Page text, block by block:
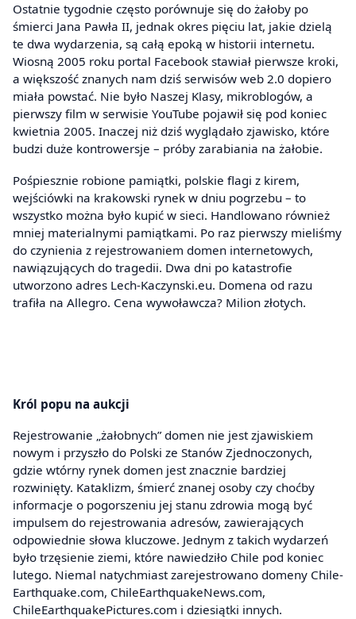
Ostatnie tygodnie często porównuje się do żałoby po
śmierci Jana Pawła II, jednak okres pięciu lat, jakie dzielą
te dwa wydarzenia, są całą epoką w historii internetu.
Wiosną 2005 roku portal Facebook stawiał pierwsze kroki,
a większość znanych nam dziś serwisów web 2.0 dopiero
miała powstać. Nie było Naszej Klasy, mikroblogów, a
pierwszy film w serwisie YouTube pojawił się pod koniec
kwietnia 2005. Inaczej niż dziś wyglądało zjawisko, które
budzi duże kontrowersje – próby zarabiania na żałobie.
Pośpiesznie robione pamiątki, polskie flagi z kirem,
wejściówki na krakowski rynek w dniu pogrzebu – to
wszystko można było kupić w sieci. Handlowano również
mniej materialnymi pamiątkami. Po raz pierwszy mieliśmy
do czynienia z rejestrowaniem domen internetowych,
nawiązujących do tragedii. Dwa dni po katastrofie
utworzono adres Lech-Kaczynski.eu. Domena od razu
trafiła na Allegro. Cena wywoławcza? Milion złotych.
Król popu na aukcji
Rejestrowanie „żałobnych” domen nie jest zjawiskiem
nowym i przyszło do Polski ze Stanów Zjednoczonych,
gdzie wtórny rynek domen jest znacznie bardziej
rozwinięty. Kataklizm, śmierć znanej osoby czy choćby
informacje o pogorszeniu jej stanu zdrowia mogą być
impulsem do rejestrowania adresów, zawierających
odpowiednie słowa kluczowe. Jednym z takich wydarzeń
było trzęsienie ziemi, które nawiedziło Chile pod koniec
lutego. Niemal natychmiast zarejestrowano domeny Chile-
Earthquake.com, ChileEarthquakeNews.com,
ChileEarthquakePictures.com i dziesiątki innych.